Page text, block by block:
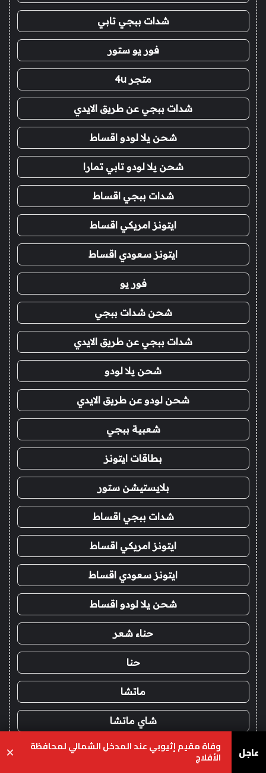
شدات ببجي تابي
فور يو ستور
متجر 4u
شدات ببجي عن طريق الايدي
شحن يلا لودو اقساط
شحن يلا لودو تابي تمارا
شدات ببجي اقساط
ايتونز امريكي اقساط
ايتونز سعودي اقساط
فور يو
شحن شدات ببجي
شدات ببجي عن طريق الايدي
شحن يلا لودو
شحن لودو عن طريق الايدي
شعبية ببجي
بطاقات ايتونز
بلايستيشن ستور
شدات ببجي اقساط
ايتونز امريكي اقساط
ايتونز سعودي اقساط
شحن يلا لودو اقساط
حناء شعر
حنا
ماتشا
شاي ماتشا
شدات ببجي تمارا
عاجل وفاة مقيم إثيوبي عند المدخل الشمالي لمحافظة
الأفلاج ×